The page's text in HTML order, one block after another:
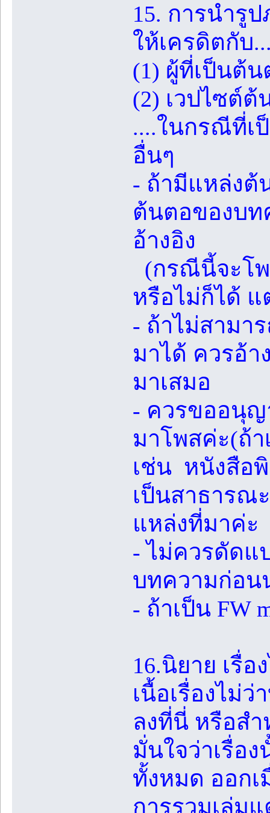
15. การนำรู
ให้เครดิตกับ
(1) ผู้ที่เป็นต้
(2) เวปไซต์ต้
....ในกรณีที่เ
อื่นๆ
- ถ้ามีแหล่งต้
ต้นตอของบท
อ้างอิง
(กรณีนี้จะโพ
หรือไม่ก็ได้
- ถ้าไม่สามา
มาได้ ควรอ้า
มาเสมอ
- ควรขออนุญ
มาโพสค่ะ(ถ้า
เช่น หนังสือ
เป็นสาธารณ
แหล่งที่มาค่ะ
- ไม่ควรดัดแ
บทความก่อน
- ถ้าเป็น FW
16.นิยาย เรื่
เนื้อเรื่องไม่
ลงที่นี่ หรือส
มั่นใจว่าเรื่อ
ทั้งหมด ออกเ
การรวมเล่ม